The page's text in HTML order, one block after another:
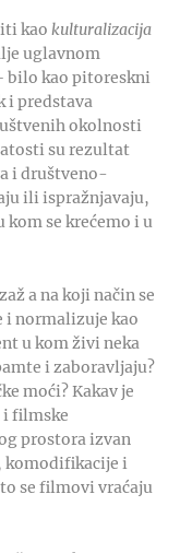
kao kulturalizacija
uglavnom
bilo kao pitoreskni
i predstava
okolnosti
su rezultat
i društveno-
ili ispražnjavaju,
kom se krećemo i u
a na koji način se
i normalizuje kao
u kom živi neka
i zaboravljaju?
moći? Kakav je
filmske
prostora izvan
komodifikacije i
se filmovi vraćaju